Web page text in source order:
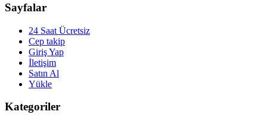
Sayfalar
24 Saat Ücretsiz
Cep takip
Giriş Yap
İletişim
Satın Al
Yükle
Kategoriler